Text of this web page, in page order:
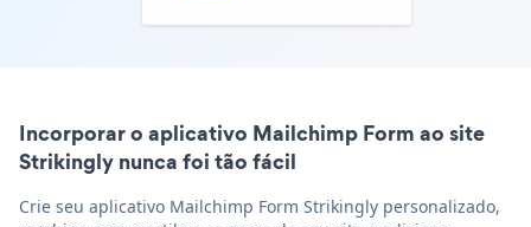
Incorporar o aplicativo Mailchimp Form ao site
Strikingly nunca foi tão fácil
Crie seu aplicativo Mailchimp Form Strikingly personalizado,